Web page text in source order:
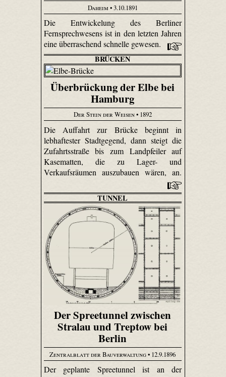
Daheim • 3.10.1891
Die Entwickelung des Berliner
Fernsprechwesens ist in den letzten Jahren
eine überraschend schnelle gewesen.
BRÜCKEN
Überbrückung der Elbe bei
Hamburg
Der Stein der Weisen• 1892
Die Auffahrt zur Brücke beginnt in
lebhaftester Stadtgegend, dann steigt die
Zufahrtsstraße bis zum Landpfeiler auf
Kasematten, die zu Lager- und
Verkaufsräumen auszubauen wären, an.
TUNNEL
Der Spreetunnel zwischen
Stralau und Treptow bei
Berlin
Zentralblatt der Bauverwaltung• 12.9.1896
Der geplante Spree­tunnel ist an der